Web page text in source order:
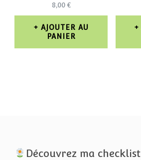
sur
la
page
8,00€
AJOUTER AU
PANIER
Découvrez ma checklist